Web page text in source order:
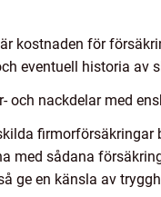
kostnaden för
eventuell historia av
och nackdelar med
med sådana
ge en känsla av